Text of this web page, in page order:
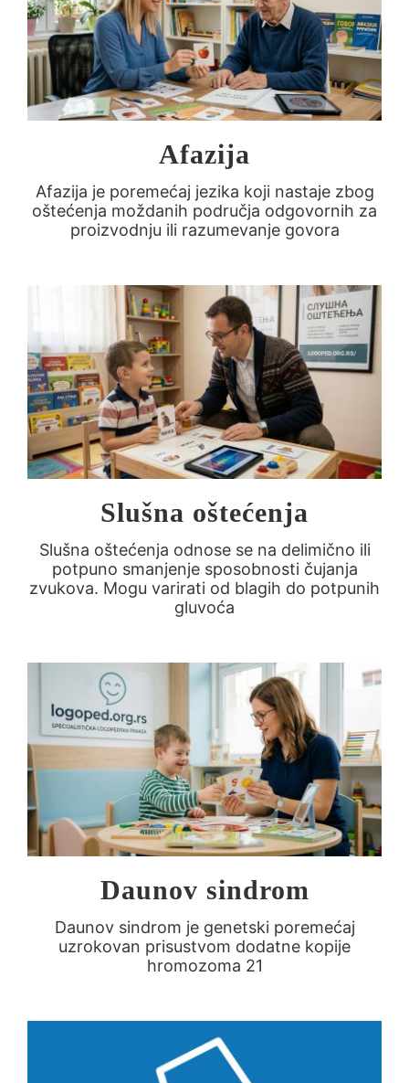
Afazija
Afazija je poremećaj jezika koji nastaje zbog
oštećenja moždanih područja odgovornih za
proizvodnju ili razumevanje govora
Slušna oštećenja
Slušna oštećenja odnose se na delimično ili
potpuno smanjenje sposobnosti čujanja
zvukova. Mogu varirati od blagih do potpunih
gluvoća
Daunov sindrom
Daunov sindrom je genetski poremećaj
uzrokovan prisustvom dodatne kopije
hromozoma 21